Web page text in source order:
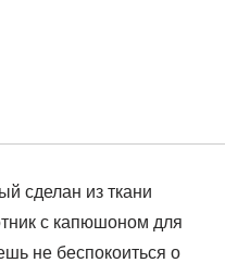
сделан из ткани
с капюшоном для
не беспокоиться о